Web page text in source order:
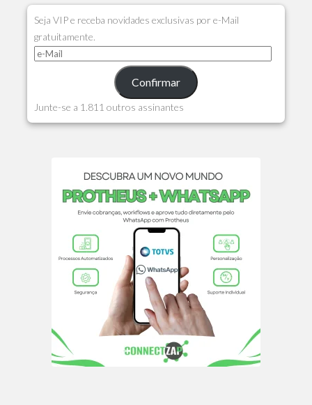
Seja VIP e receba novidades exclusivas por e-Mail
gratuitamente.
Confirmar
Junte-se a 1.811 outros assinantes